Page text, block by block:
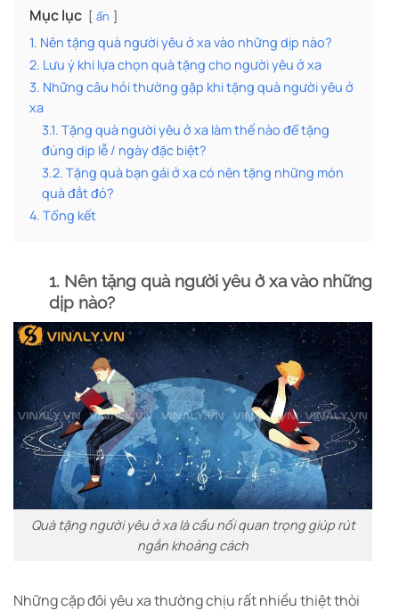
Mục lục ẩn
1. Nên tặng quà người yêu ở xa vào những dịp nào?
2. Lưu ý khi lựa chọn quà tặng cho người yêu ở xa
3. Những câu hỏi thường gặp khi tặng quà người yêu ở
xa
3.1. Tặng quà người yêu ở xa làm thế nào để tặng
đúng dịp lễ / ngày đặc biệt?
3.2. Tặng quà bạn gái ở xa có nên tặng những món
quà đắt đỏ?
4. Tổng kết
1. Nên tặng quà người yêu ở xa vào những
dịp nào?
Quà tặng người yêu ở xa là cầu nối quan trọng giúp rút
ngắn khoảng cách
Những cặp đôi yêu xa thường chịu rất nhiều thiệt thòi